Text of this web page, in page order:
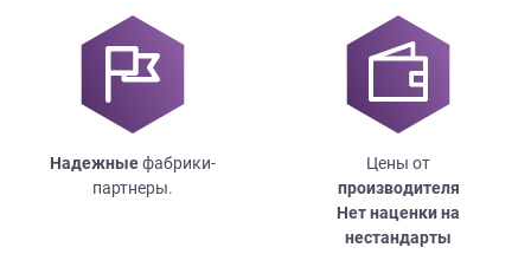
Надежныефабрики-
партнеры.
Цены от
производителя
Нет наценки на
нестандарты